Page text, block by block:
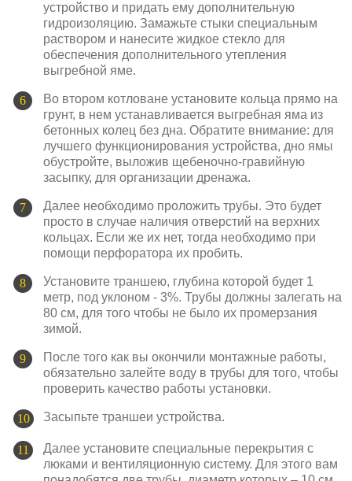
устройство и придать ему дополнительную
гидроизоляцию. Замажьте стыки специальным
раствором и нанесите жидкое стекло для
обеспечения дополнительного утепления
выгребной яме.
Во втором котловане установите кольца прямо на
грунт, в нем устанавливается выгребная яма из
бетонных колец без дна. Обратите внимание: для
лучшего функционирования устройства, дно ямы
обустройте, выложив щебеночно-гравийную
засыпку, для организации дренажа.
Далее необходимо проложить трубы. Это будет
просто в случае наличия отверстий на верхних
кольцах. Если же их нет, тогда необходимо при
помощи перфоратора их пробить.
Установите траншею, глубина которой будет 1
метр, под уклоном - 3%. Трубы должны залегать на
80 см, для того чтобы не было их промерзания
зимой.
После того как вы окончили монтажные работы,
обязательно залейте воду в трубы для того, чтобы
проверить качество работы установки.
Засыпьте траншеи устройства.
Далее установите специальные перекрытия с
люками и вентиляционную систему. Для этого вам